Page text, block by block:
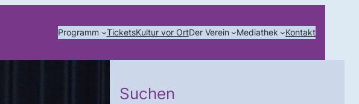
Programm TicketsKultur vor OrtDer Verein Mediathek Kontakt
Suchen